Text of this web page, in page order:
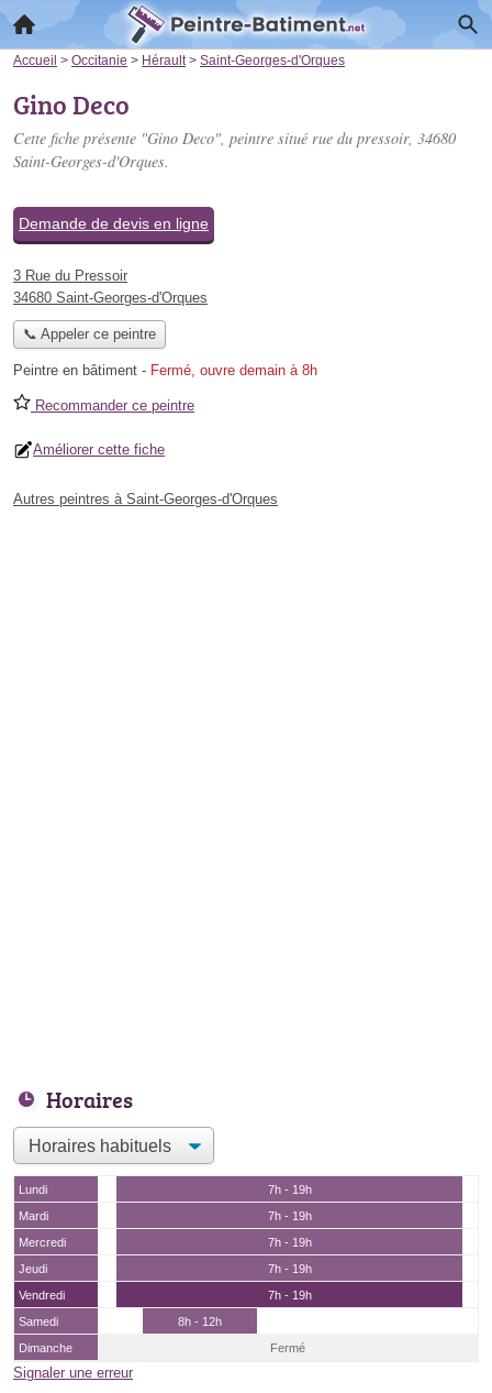
Accueil > Occitanie > Hérault > Saint-Georges-d'Orques
Gino Deco
Cette fiche présente "Gino Deco", peintre situé rue du pressoir, 34680
Saint-Georges-d'Orques.
Demande de devis en ligne
3 Rue du Pressoir
34680 Saint-Georges-d'Orques
📞 Appeler ce peintre
Peintre en bâtiment - Fermé, ouvre demain à 8h
Recommander ce peintre
Améliorer cette fiche
Autres peintres à Saint-Georges-d'Orques
Horaires
Lundi
7h - 19h
Mardi
7h - 19h
Mercredi
7h - 19h
Jeudi
7h - 19h
Vendredi
7h - 19h
Samedi
8h - 12h
Dimanche
Fermé
Signaler une erreur